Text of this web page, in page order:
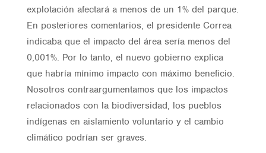
explotación afectará a menos de un 1% del parque.
En posteriores comentarios, el presidente Correa
indicaba que el impacto del área sería menos del
0,001%. Por lo tanto, el nuevo gobierno explica
que habría mínimo impacto con máximo beneficio.
Nosotros contraargumentamos que los impactos
relacionados con la biodiversidad, los pueblos
indígenas en aislamiento voluntario y el cambio
climático podrían ser graves.